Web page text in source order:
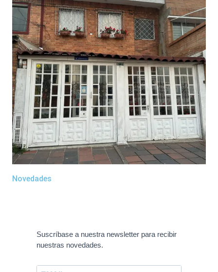
Novedades
Suscríbase a nuestra newsletter para recibir
nuestras novedades.